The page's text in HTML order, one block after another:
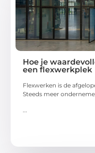
Hoe je
een flexwerkplek
Flexwerken is de
Steeds meer